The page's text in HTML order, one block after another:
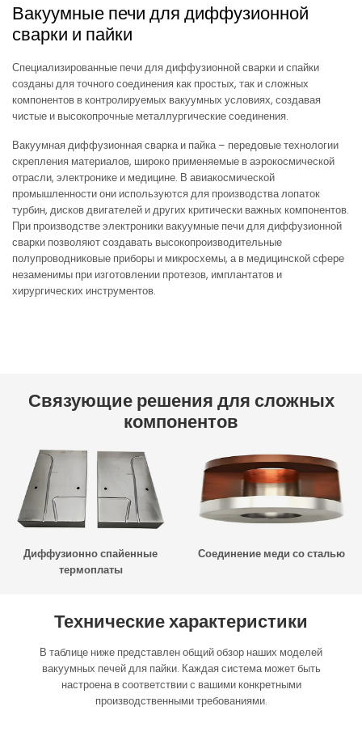
Вакуумные печи для диффузионной
сварки и пайки
Специализированные печи для диффузионной сварки и спайки
созданы для точного соединения как простых, так и сложных
компонентов в контролируемых вакуумных условиях, создавая
чистые и высокопрочные металлургические соединения.
Вакуумная диффузионная сварка и пайка – передовые технологии
скрепления материалов, широко применяемые в аэрокосмической
отрасли, электронике и медицине. В авиакосмической
промышленности они используются для производства лопаток
турбин, дисков двигателей и других критически важных компонентов.
При производстве электроники вакуумные печи для диффузионной
сварки позволяют создавать высокопроизводительные
полупроводниковые приборы и микросхемы, а в медицинской сфере
незаменимы при изготовлении протезов, имплантатов и
хирургических инструментов.
Связующие решения для сложных
компонентов
Диффузионно спайенные
термоплаты
Соединение меди со сталью
Технические характеристики
В таблице ниже представлен общий обзор наших моделей
вакуумных печей для пайки. Каждая система может быть
настроена в соответствии с вашими конкретными
производственными требованиями.